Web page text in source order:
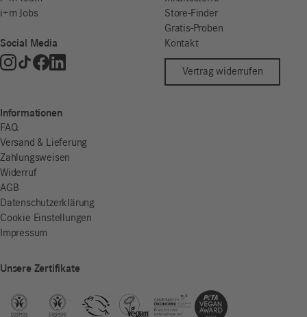
i+m Jobs
Social Media
Store-Finder
Gratis-Proben
Kontakt
Vertrag widerrufen
Informationen
FAQ
Versand & Lieferung
Zahlungsweisen
Widerruf
AGB
Datenschutzerklärung
Cookie Einstellungen
Impressum
Unsere Zertifikate